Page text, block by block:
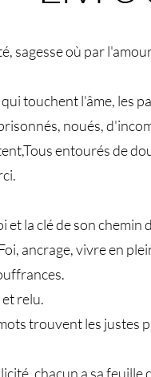
sagesse où par
touchent l'âme, les
noués,
entourés de
et la clé de son
ancrage, vivre en
relu.
trouvent les justes
chacun a sa feuille